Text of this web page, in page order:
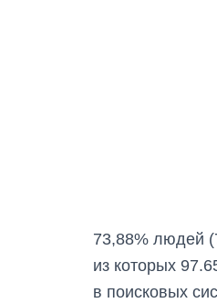
73,88% людей
из которых
в поисковых